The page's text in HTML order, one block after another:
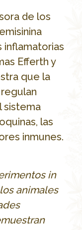
de los
Efferth y
que la
sistema
las
inmunes.
in
animales